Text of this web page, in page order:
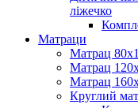
ліжечко
Матраци
Матрац
Матрац
Матрац
Круглий